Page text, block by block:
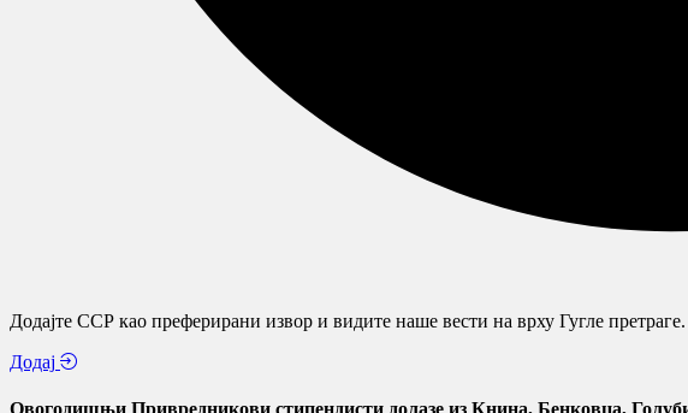
Додајте ССР као преферирани извор и видите наше вести на врху Гугле претраге.
Додај
Овогодишњи Привредникови стипендисти долазе из Книна, Бенковца,